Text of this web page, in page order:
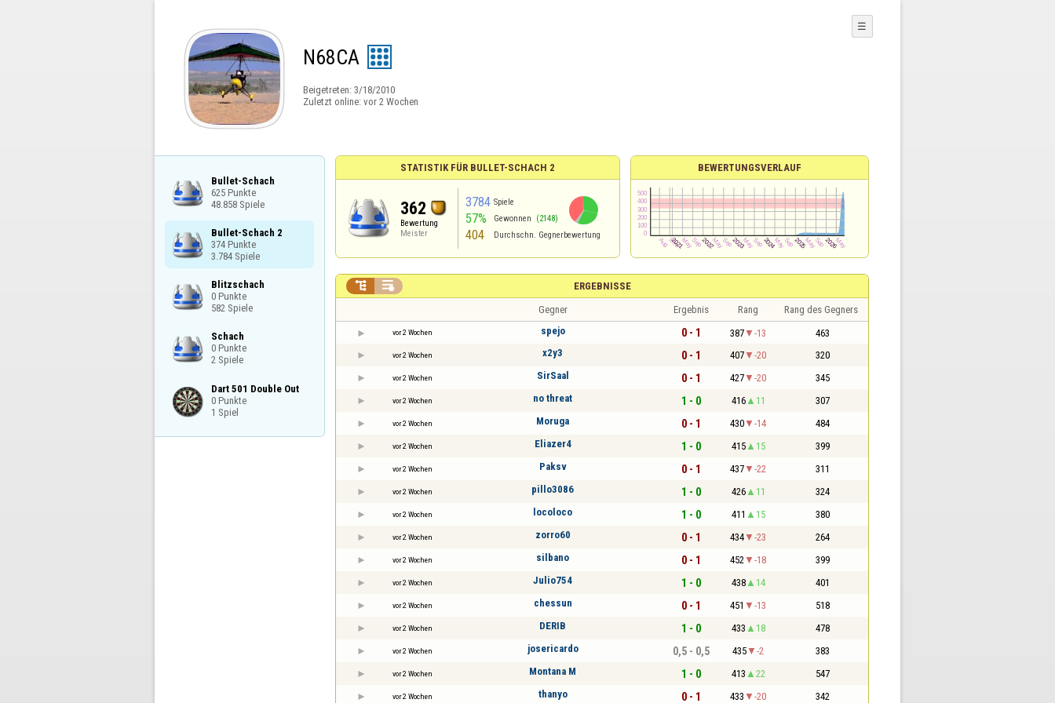
N68CA
Beigetreten: 3/18/2010
Zuletzt online: vor 2 Wochen
☰
Bullet-Schach
625 Punkte
48.858 Spiele
Bullet-Schach 2
374 Punkte
3.784 Spiele
Blitzschach
0 Punkte
582 Spiele
Schach
0 Punkte
2 Spiele
Dart 501 Double Out
0 Punkte
1 Spiel
STATISTIK FÜR BULLET-SCHACH 2
362
Bewertung
Meister
3784 Spiele
57% Gewonnen (2148)
404 Durchschn. Gegnerbewertung
BEWERTUNGSVERLAUF
ERGEBNISSE
 
Gegner Ergebnis Rang Rang des Gegners
vor 2 Wochen spejo 0 - 1 387 -13 463
vor 2 Wochen x2y3 0 - 1 407 -20 320
vor 2 Wochen SirSaal 0 - 1 427 -20 345
vor 2 Wochen no threat 1 - 0 416 11 307
vor 2 Wochen Moruga 0 - 1 430 -14 484
vor 2 Wochen Eliazer4 1 - 0 415 15 399
vor 2 Wochen Paksv 0 - 1 437 -22 311
vor 2 Wochen pillo3086 1 - 0 426 11 324
vor 2 Wochen locoloco 1 - 0 411 15 380
vor 2 Wochen zorro60 0 - 1 434 -23 264
vor 2 Wochen silbano 0 - 1 452 -18 399
vor 2 Wochen Julio754 1 - 0 438 14 401
vor 2 Wochen chessun 0 - 1 451 -13 518
vor 2 Wochen DERIB 1 - 0 433 18 478
vor 2 Wochen josericardo 0,5 - 0,5 435 -2 383
vor 2 Wochen Montana M 1 - 0 413 22 547
vor 2 Wochen thanyo 0 - 1 433 -20 342